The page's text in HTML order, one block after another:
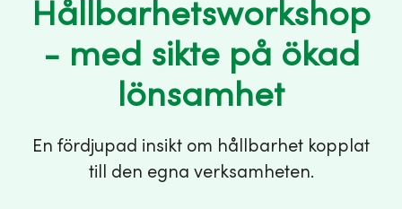
Hållbarhetsworkshop
- med sikte på ökad
lönsamhet
En fördjupad insikt om hållbarhet kopplat
till den egna verksamheten.